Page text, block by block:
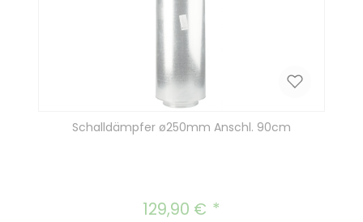
Schalldämpfer ø250mm Anschl. 90cm
Regulärer Preis:
129,90 €